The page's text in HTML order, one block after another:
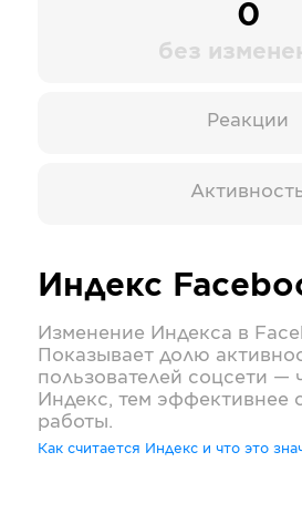
0
без
Реакции
Индекс
Изменение Индекса в
Показывает долю
пользователей соцсети —
Индекс, тем эффективнее
работы.
Как считается Индекс и что это